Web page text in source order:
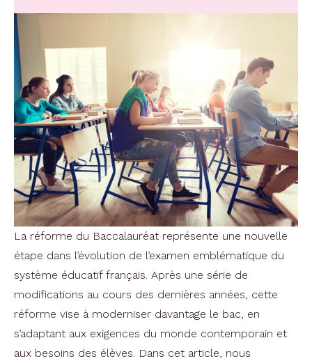
La réforme du Baccalauréat représente une nouvelle
étape dans l’évolution de l’examen emblématique du
système éducatif français. Après une série de
modifications au cours des dernières années, cette
réforme vise à moderniser davantage le bac, en
s’adaptant aux exigences du monde contemporain et
aux besoins des élèves. Dans cet article, nous